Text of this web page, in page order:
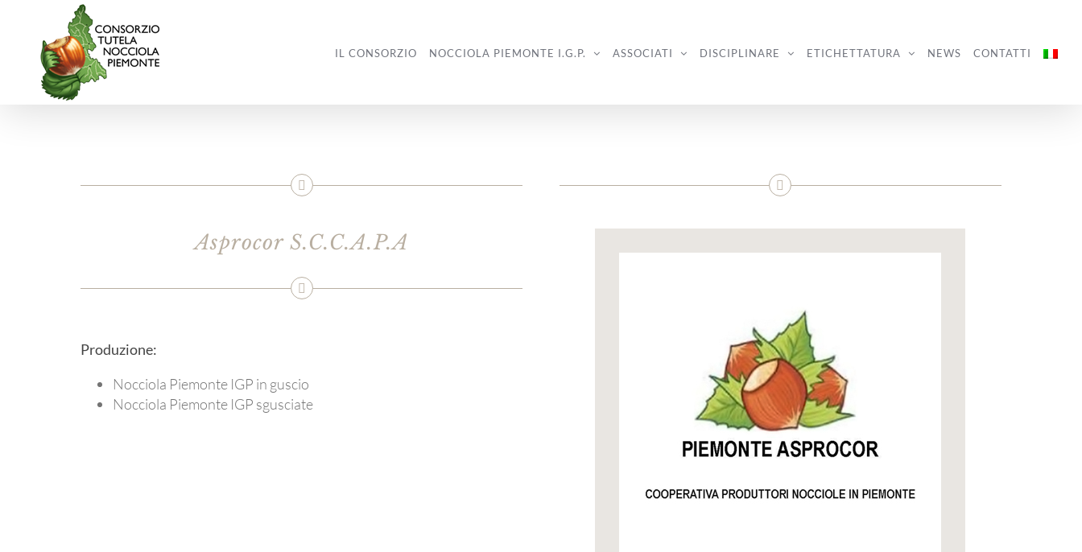
contenuto
IL CONSORZIO NOCCIOLA PIEMONTE I.G.P. ASSOCIATI DISCIPLINARE ETICHETTATURA NEWS CONTATTI
Asprocor S.C.C.A.P.A
Produzione:
Nocciola Piemonte IGP in guscio
Nocciola Piemonte IGP sgusciate